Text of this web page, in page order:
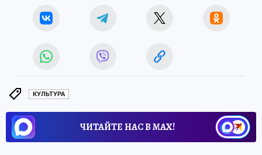
КУЛЬТУРА
ЧИТАЙТЕ НАС В МАХ!